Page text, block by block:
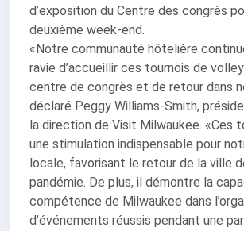
d’exposition du Centre des congrès
deuxième week-end.
«Notre communauté hôtelière
ravie d’accueillir ces tournois de
centre de congrès et de retour dans
déclaré Peggy Williams-Smith,
la direction de Visit Milwaukee. «Ces
une stimulation indispensable pour
locale, favorisant le retour de la ville
pandémie. De plus, il démontre la
compétence de Milwaukee dans
d’événements réussis pendant une